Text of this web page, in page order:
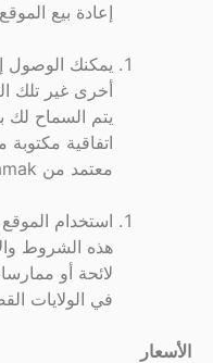
إعادة بيع
يمكنك الوصول
يتم السماح لك
اتفاقية
معتمد من Freshsamak.
استخدام
هذه الشروط
لائحة أو
في الولايات
الأسعار